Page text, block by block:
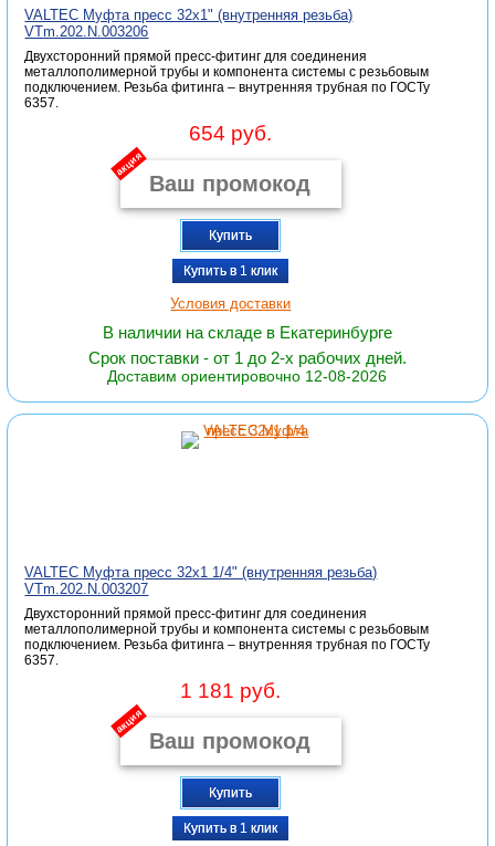
VALTEC Муфта пресс 32х1" (внутренняя резьба)
VTm.202.N.003206
Двухсторонний прямой пресс-фитинг для соединения
металлополимерной трубы и компонента системы с резьбовым
подключением. Резьба фитинга – внутренняя трубная по ГОСТу
6357.
654 руб.
акция
Купить
Купить в 1 клик
Условия доставки
В наличии на складе в Екатеринбурге
Срок поставки - от 1 до 2-х рабочих дней.
Доставим ориентировочно 12-08-2026
VALTEC Муфта пресс 32х1 1/4" (внутренняя резьба)
VTm.202.N.003207
Двухсторонний прямой пресс-фитинг для соединения
металлополимерной трубы и компонента системы с резьбовым
подключением. Резьба фитинга – внутренняя трубная по ГОСТу
6357.
1 181 руб.
акция
Купить
Купить в 1 клик